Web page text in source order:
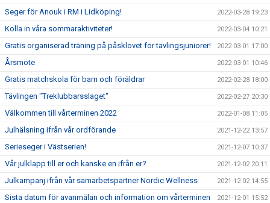
Seger för Anouk i RM i Lidköping! 2022-03-28 19:23
Kolla in våra sommaraktiviteter! 2022-03-04 10:21
Gratis organiserad träning på påsklovet för tävlingsjuniorer! 2022-03-01 17:00
Årsmöte 2022-03-01 10:46
Gratis matchskola för barn och föräldrar 2022-02-28 18:00
Tävlingen "Treklubbarsslaget" 2022-02-27 20:30
Välkommen till vårterminen 2022 2022-01-08 11:05
Julhälsning ifrån vår ordförande 2021-12-22 13:57
Serieseger i Västserien! 2021-12-07 10:37
Vår julklapp till er och kanske en ifrån er? 2021-12-02 20:11
Julkampanj ifrån vår samarbetspartner Nordic Wellness 2021-12-02 14:55
Sista datum för avanmälan och information om vårterminen 2021-12-01 15:52